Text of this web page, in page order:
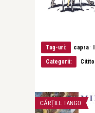
Tag-uri: capra ·
Categorii:
CĂRȚILE TANGO